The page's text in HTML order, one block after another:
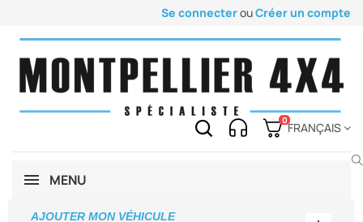
Se connecterouCréer un compte
0
FRANÇAIS
MENU
AJOUTER MON VÉHICULE